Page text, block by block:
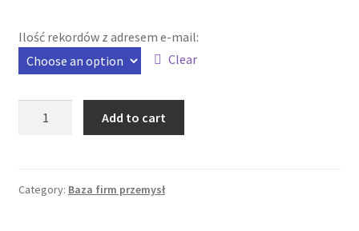
Ilość rekordów z adresem e-mail:
Clear
Add to cart
Category: Baza firm przemysł